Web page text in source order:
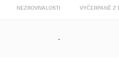
NEZROVNALOSTI VYČERPANÉ Z
-